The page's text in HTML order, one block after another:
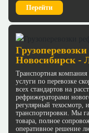
Перейти
Новосибирск -
Транспортная компания
услуги по перевозке
всех стандартов на
рефрижераторами
регулярный техосмотр,
транспортировки. Мы
товара, полное
оперативное решение